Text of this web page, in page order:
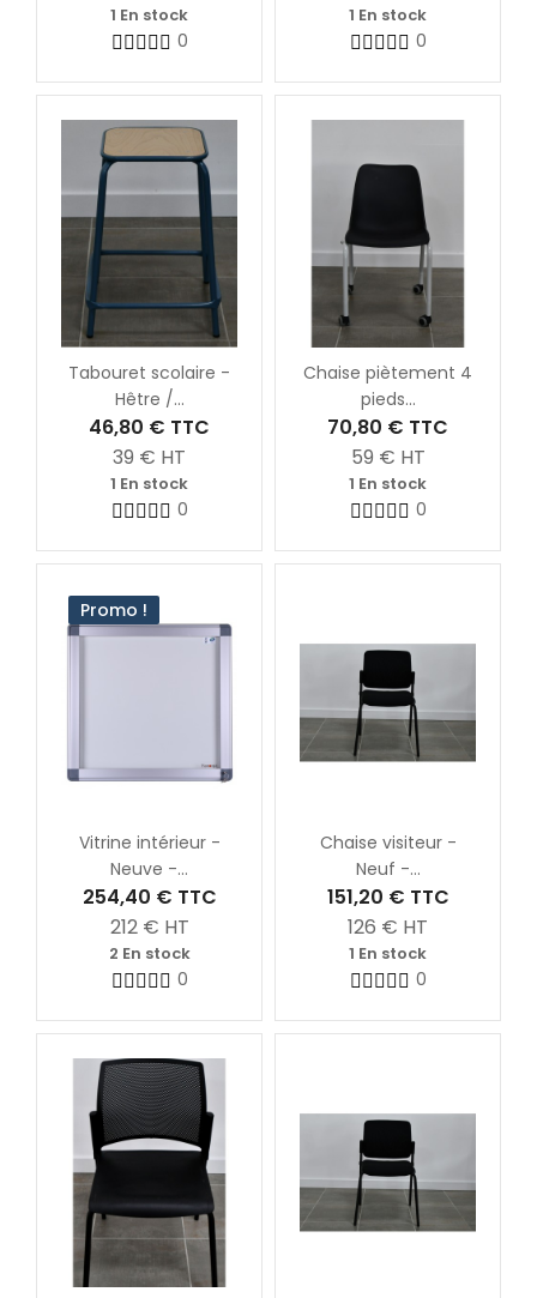
1 En stock
0
1 En stock
0
Tabouret scolaire -
Hêtre /...
46,80 € TTC
39 € HT
1 En stock
0
Chaise piètement 4
pieds...
70,80 € TTC
59 € HT
1 En stock
0
Promo !
Vitrine intérieur -
Neuve -...
254,40 € TTC
212 € HT
2 En stock
0
Chaise visiteur -
Neuf -...
151,20 € TTC
126 € HT
1 En stock
0